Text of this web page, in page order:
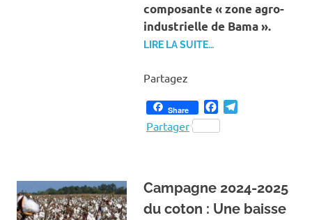
composante « zone agro-
industrielle de Bama ».
LIRE LA SUITE…
Partagez
Share Facebook
Partager
Campagne 2024-2025
du coton : Une baisse